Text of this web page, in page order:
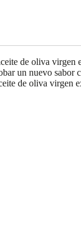
de oliva virgen
un nuevo sabor
de oliva virgen